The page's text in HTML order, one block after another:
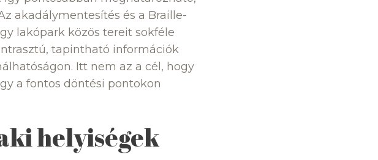
akadálymentesítés és a Braille-
lakópark közös tereit sokféle
tapintható információk
Itt nem az a cél, hogy
a fontos döntési pontokon
helyiségek